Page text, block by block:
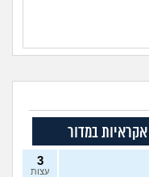
אקראיות במדור
3
עצות